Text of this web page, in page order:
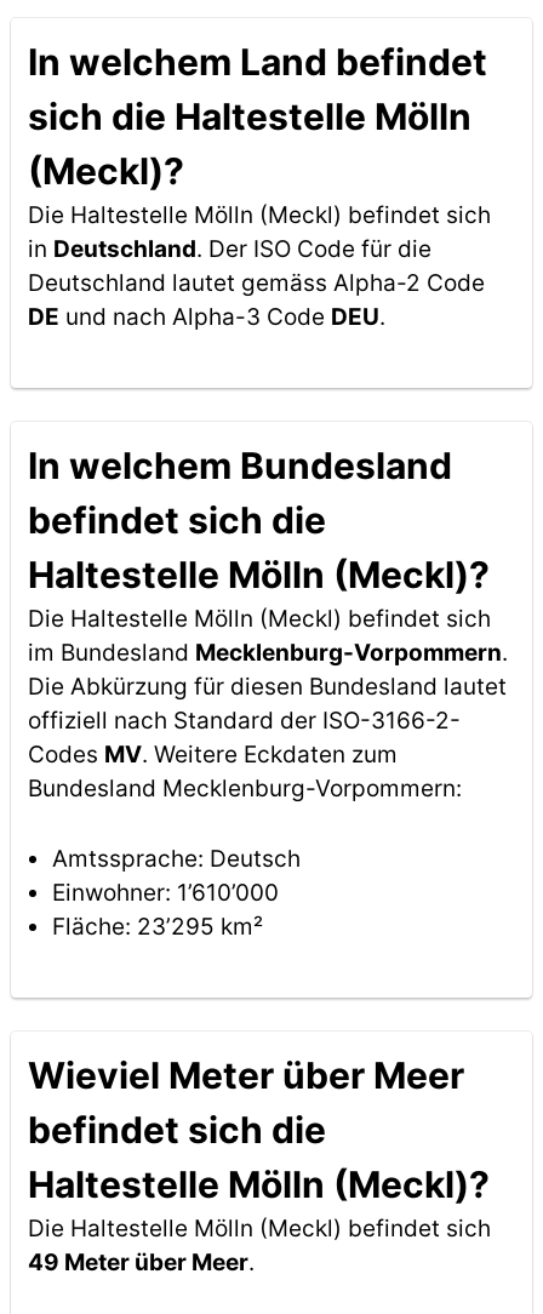
In welchem Land befindet
sich die Haltestelle Mölln
(Meckl)?
Die Haltestelle Mölln (Meckl) befindet sich
in Deutschland. Der ISO Code für die
Deutschland lautet gemäss Alpha-2 Code
DE und nach Alpha-3 Code DEU.
In welchem Bundesland
befindet sich die
Haltestelle Mölln (Meckl)?
Die Haltestelle Mölln (Meckl) befindet sich
im Bundesland Mecklenburg-Vorpommern.
Die Abkürzung für diesen Bundesland lautet
offiziell nach Standard der ISO-3166-2-
Codes MV. Weitere Eckdaten zum
Bundesland Mecklenburg-Vorpommern:
Amtssprache: Deutsch
Einwohner: 1’610’000
Fläche: 23’295 km²
Wieviel Meter über Meer
befindet sich die
Haltestelle Mölln (Meckl)?
Die Haltestelle Mölln (Meckl) befindet sich
49 Meter über Meer.